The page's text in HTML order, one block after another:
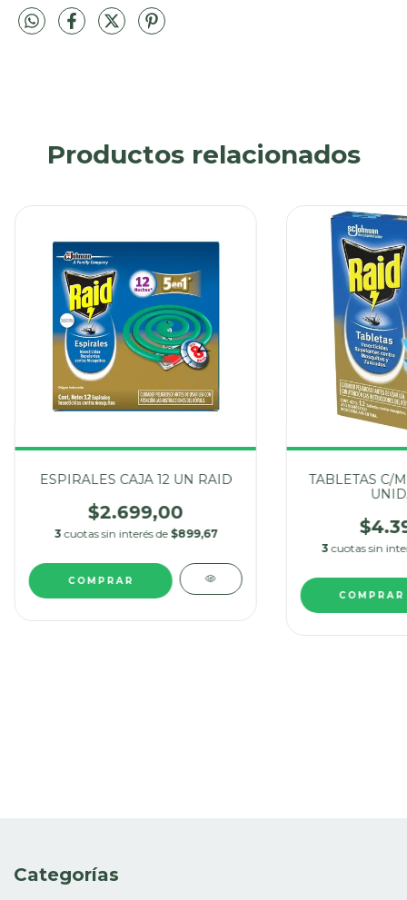
Productos relacionados
ESPIRALES CAJA 12 UN RAID
$2.699,00
3 cuotas sin interés de $899,67
TABLETAS C/
3 cuotas sin
Categorías